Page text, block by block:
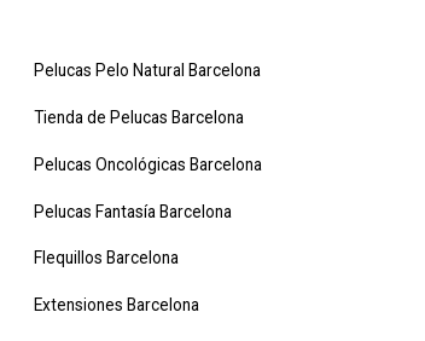
Pelucas Pelo Natural Barcelona
Tienda de Pelucas Barcelona
Pelucas Oncológicas Barcelona
Pelucas Fantasía Barcelona
Flequillos Barcelona
Extensiones Barcelona